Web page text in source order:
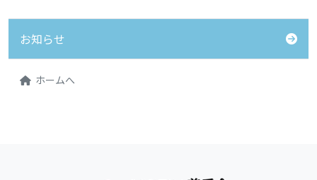
お知らせ
ホームへ